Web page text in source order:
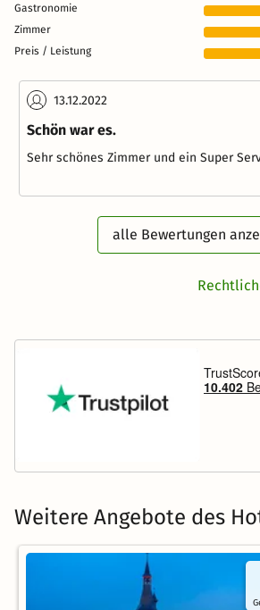
Gastronomie
Zimmer
Preis / Leistung
13.12.2022
Schön war es.
Sehr schönes Zimmer und ein Super
alle Bewertungen
Weitere Angebote des